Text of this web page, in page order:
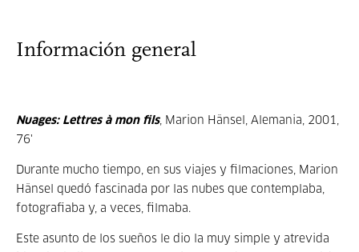
Información general
Nuages: Lettres à mon fils, Marion Hänsel, Alemania, 2001,
76'
Durante mucho tiempo, en sus viajes y filmaciones, Marion
Hänsel quedó fascinada por las nubes que contemplaba,
fotografiaba y, a veces, filmaba.
Este asunto de los sueños le dio la muy simple y atrevida